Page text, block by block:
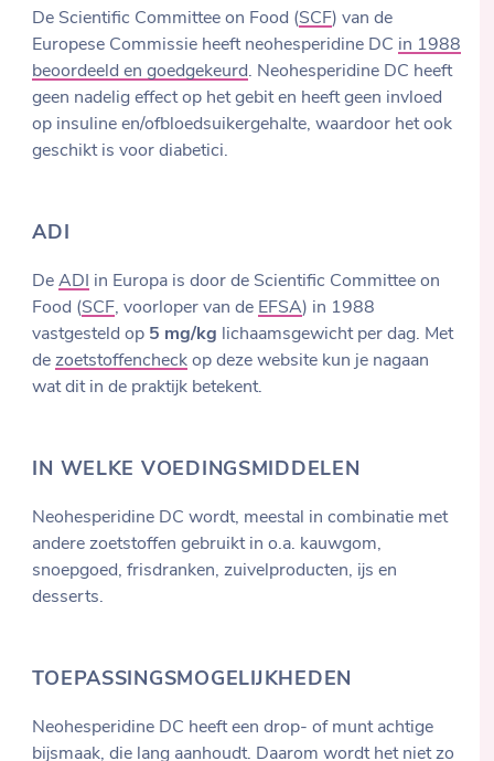
De Scientific Committee on Food (SCF) van de
Europese Commissie heeft neohesperidine DC in 1988
beoordeeld en goedgekeurd. Neohesperidine DC heeft
geen nadelig effect op het gebit en heeft geen invloed
op insuline en/ofbloedsuikergehalte, waardoor het ook
geschikt is voor diabetici.
ADI
DeADI
in Europa is door de Scientific Committee on
Food (SCF, voorloper van de EFSA) in 1988
vastgesteld op 5 mg/kg lichaamsgewicht per dag. Met
dezoetstoffencheck op deze website kun je nagaan
wat dit in de praktijk betekent.
IN WELKE VOEDINGSMIDDELEN
Neohesperidine DC wordt, meestal in combinatie met
andere zoetstoffen gebruikt in o.a. kauwgom,
snoepgoed, frisdranken, zuivelproducten, ijs en
desserts.
TOEPASSINGSMOGELIJKHEDEN
Neohesperidine DC heeft een drop- of munt achtige
bijsmaak, die lang aanhoudt. Daarom wordt het niet zo